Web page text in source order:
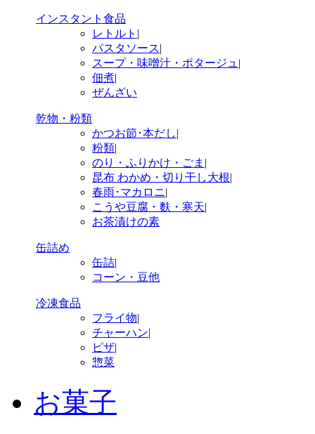
インスタント食品
レトルト |
パスタソース|
スープ・味噌汁・ポタージュ |
佃煮|
ぜんざい
乾物・粉類
かつお節･本だし|
粉類|
のり・ふりかけ・ごま |
昆布 わかめ・切り干し大根|
春雨･マカロニ|
こうや豆腐・麩・寒天|
お茶漬けの素
缶詰め
缶詰|
コーン・豆他
冷凍食品
フライ物|
チャーハン|
ピザ|
惣菜
お菓子